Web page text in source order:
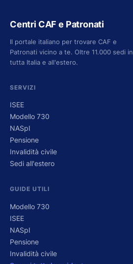
Centri CAF e Patronati
Il portale italiano per trovare CAF e
Patronati vicino a te. Oltre 11.000 sedi in
tutta Italia e all'estero.
SERVIZI
ISEE
Modello 730
NASpI
Pensione
Invalidità civile
Sedi all'estero
GUIDE UTILI
Modello 730
ISEE
NASpI
Pensione
Invalidità civile